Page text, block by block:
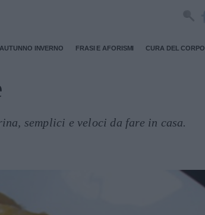
INVERNO FRASI E AFORISMI CURA DEL CORPO
semplici e veloci da fare in casa.